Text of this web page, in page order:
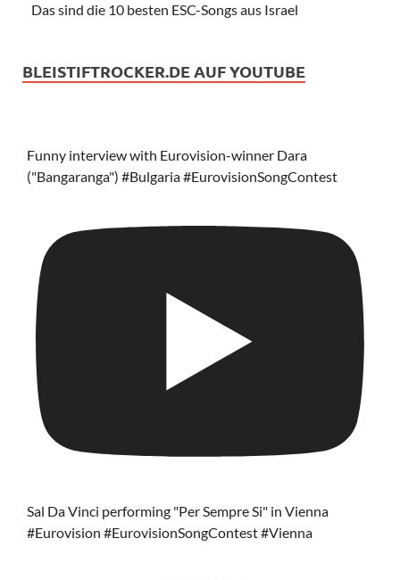
Das sind die 10 besten ESC-Songs aus Israel
BLEISTIFTROCKER.DE AUF YOUTUBE
Funny interview with Eurovision-winner Dara
("Bangaranga") #Bulgaria #EurovisionSongContest
Sal Da Vinci performing "Per Sempre Si" in Vienna
#Eurovision #EurovisionSongContest #Vienna